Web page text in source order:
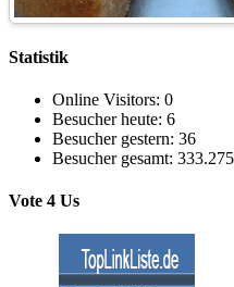
Statistik
Online Visitors: 0
Besucher heute: 6
Besucher gestern: 36
Besucher gesamt: 333.275
Vote 4 Us